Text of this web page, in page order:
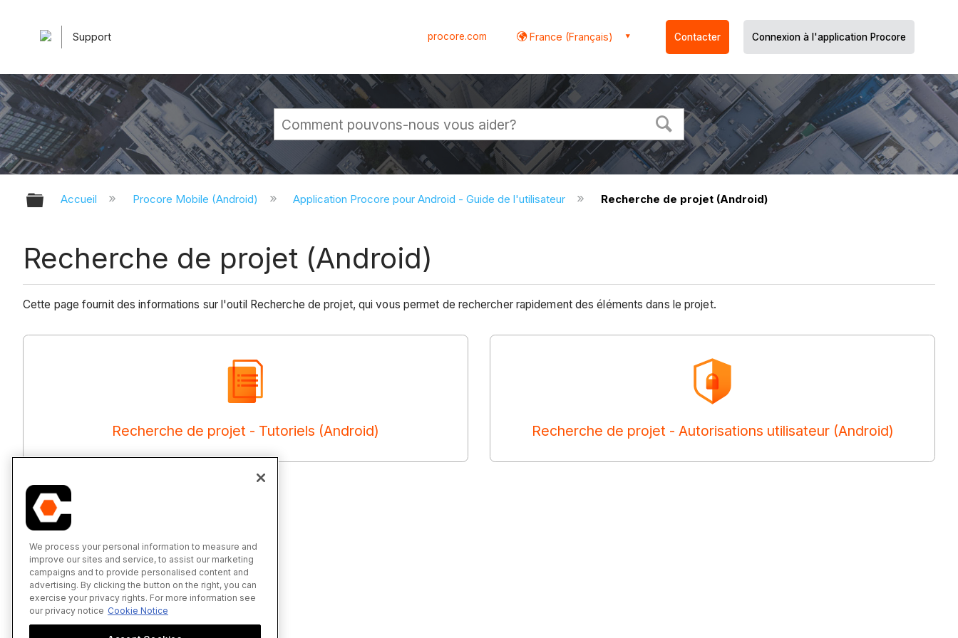
Support procore.com France (Français) Contacter Connexion à l'application Procore
Développer/réduire la hiérarchie globale
Accueil Procore Mobile (Android) Application Procore pour Android - Guide de l'utilisateur Recherche de projet (Android)
Recherche de projet (Android)
Cette page fournit des informations sur l'outil Recherche de projet, qui vous permet de rechercher rapidement des éléments dans le projet.
Recherche de projet - Tutoriels (Android) Recherche de projet - Autorisations utilisateur (Android)
We process your personal information to measure and
improve our sites and service, to assist our marketing
campaigns and to provide personalised content and
advertising. By clicking the button on the right, you can
exercise your privacy rights. For more information see
our privacy notice Cookie Notice